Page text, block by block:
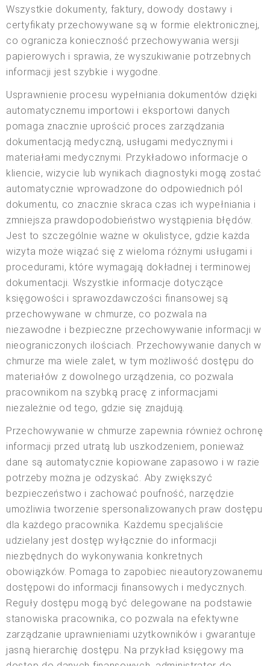
Wszystkie dokumenty, faktury, dowody dostawy i
certyfikaty przechowywane są w formie elektronicznej,
co ogranicza konieczność przechowywania wersji
papierowych i sprawia, że wyszukiwanie potrzebnych
informacji jest szybkie i wygodne.
Usprawnienie procesu wypełniania dokumentów dzięki
automatycznemu importowi i eksportowi danych
pomaga znacznie uprościć proces zarządzania
dokumentacją medyczną, usługami medycznymi i
materiałami medycznymi. Przykładowo informacje o
kliencie, wizycie lub wynikach diagnostyki mogą zostać
automatycznie wprowadzone do odpowiednich pól
dokumentu, co znacznie skraca czas ich wypełniania i
zmniejsza prawdopodobieństwo wystąpienia błędów.
Jest to szczególnie ważne w okulistyce, gdzie każda
wizyta może wiązać się z wieloma różnymi usługami i
procedurami, które wymagają dokładnej i terminowej
dokumentacji. Wszystkie informacje dotyczące
księgowości i sprawozdawczości finansowej są
przechowywane w chmurze, co pozwala na
niezawodne i bezpieczne przechowywanie informacji w
nieograniczonych ilościach. Przechowywanie danych w
chmurze ma wiele zalet, w tym możliwość dostępu do
materiałów z dowolnego urządzenia, co pozwala
pracownikom na szybką pracę z informacjami
niezależnie od tego, gdzie się znajdują.
Przechowywanie w chmurze zapewnia również ochronę
informacji przed utratą lub uszkodzeniem, ponieważ
dane są automatycznie kopiowane zapasowo i w razie
potrzeby można je odzyskać. Aby zwiększyć
bezpieczeństwo i zachować poufność, narzędzie
umożliwia tworzenie spersonalizowanych praw dostępu
dla każdego pracownika. Każdemu specjaliście
udzielany jest dostęp wyłącznie do informacji
niezbędnych do wykonywania konkretnych
obowiązków. Pomaga to zapobiec nieautoryzowanemu
dostępowi do informacji finansowych i medycznych.
Reguły dostępu mogą być delegowane na podstawie
stanowiska pracownika, co pozwala na efektywne
zarządzanie uprawnieniami użytkowników i gwarantuje
jasną hierarchię dostępu. Na przykład księgowy ma